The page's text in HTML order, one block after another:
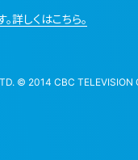
詳しくはこちら。
© 2014 CBC TELEVISION